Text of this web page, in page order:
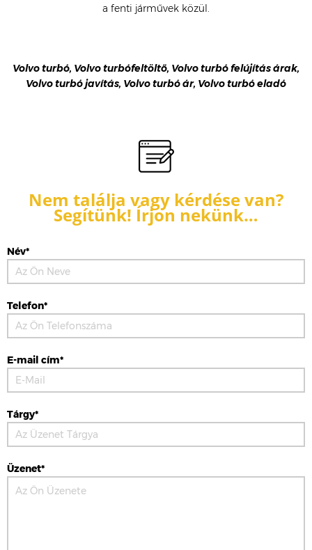
a fenti járművek közül.
Volvo turbó, Volvo turbófeltöltő, Volvo turbó felújítás árak,
Volvo turbó javítás, Volvo turbó ár, Volvo turbó eladó
Nem találja vagy kérdése van?
Segítünk! Írjon nekünk…
Név*
Telefon*
E-mail cím*
Tárgy*
Üzenet*